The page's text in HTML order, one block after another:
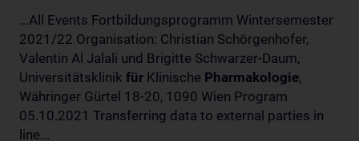
...All Events Fortbildungsprogramm Wintersemester
2021/22 Organisation: Christian Schörgenhofer,
Valentin Al Jalali und Brigitte Schwarzer-Daum,
Universitätsklinik für Klinische Pharmakologie,
Währinger Gürtel 18-20, 1090 Wien Program
05.10.2021 Transferring data to external parties in
line...